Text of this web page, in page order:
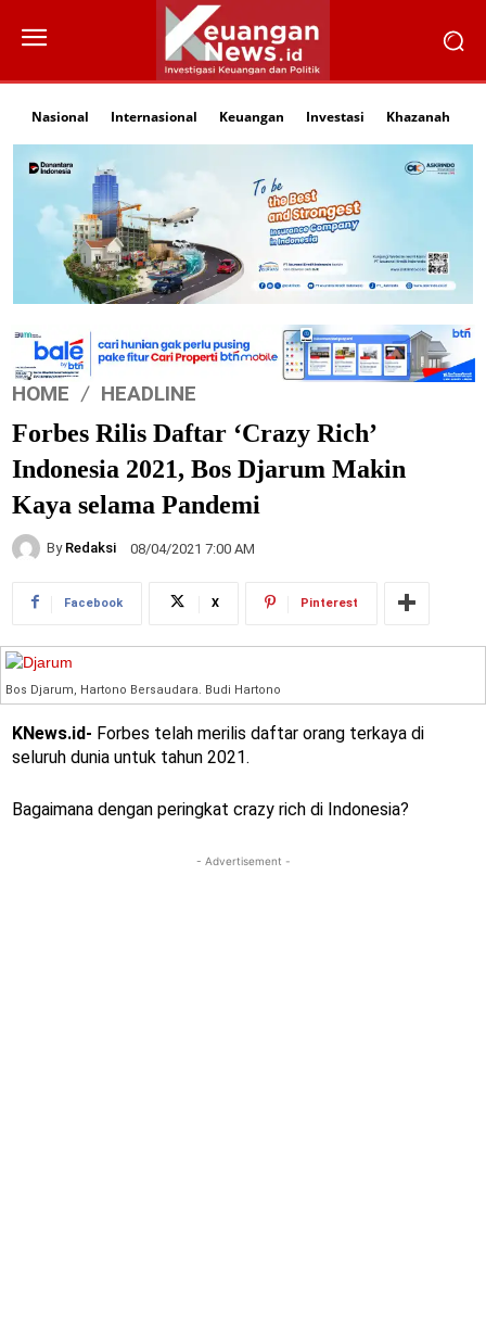
Nasional Internasional Keuangan Investasi Khazanah
HOME HEADLINE
Forbes Rilis Daftar ‘Crazy Rich’
Indonesia 2021, Bos Djarum Makin
Kaya selama Pandemi
By Redaksi 08/04/2021 7:00 AM
Facebook X Pinterest
Bos Djarum, Hartono Bersaudara. Budi Hartono
KNews.id- Forbes telah merilis daftar orang terkaya di
seluruh dunia untuk tahun 2021.
Bagaimana dengan peringkat crazy rich di Indonesia?
- Advertisement -